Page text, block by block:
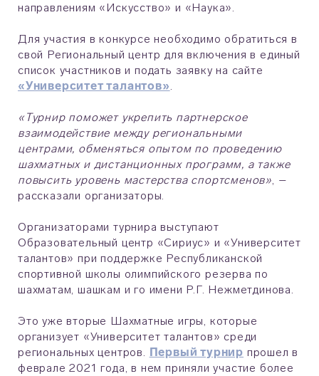
направлениям «Искусство» и «Наука».
Для участия в конкурсе необходимо обратиться в
свой Региональный центр для включения в единый
список участников и подать заявку на сайте
«Университет талантов».
«Турнир поможет укрепить партнерское
взаимодействие между региональными
центрами, обменяться опытом по проведению
шахматных и дистанционных программ, а также
повысить уровень мастерства спортсменов», –
рассказали организаторы.
Организаторами турнира выступают
Образовательный центр «Сириус» и «Университет
талантов» при поддержке Республиканской
спортивной школы олимпийского резерва по
шахматам, шашкам и го имени Р.Г. Нежметдинова.
Это уже вторые Шахматные игры, которые
организует «Университет талантов» среди
региональных центров. Первый турнир прошел в
феврале 2021 года, в нем приняли участие более